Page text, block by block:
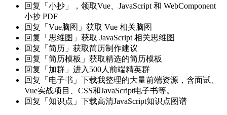
回复「小抄」，领取Vue、JavaScript 和 WebComponent
小抄 PDF
回复「Vue脑图」获取 Vue 相关脑图
回复「思维图」获取 JavaScript 相关思维图
回复「简历」获取简历制作建议
回复「简历模板」获取精选的简历模板
回复「加群」进入500人前端精英群
回复「电子书」下载我整理的大量前端资源，含面试、
Vue实战项目、CSS和JavaScript电子书等。
回复「知识点」下载高清JavaScript知识点图谱